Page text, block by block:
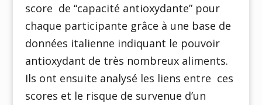
score de “capacité antioxydante” pour
chaque participante grâce à une base de
données italienne indiquant le pouvoir
antioxydant de très nombreux aliments.
Ils ont ensuite analysé les liens entre ces
scores et le risque de survenue d’un